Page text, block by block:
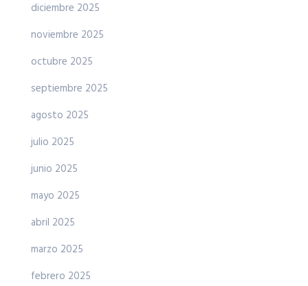
diciembre 2025
noviembre 2025
octubre 2025
septiembre 2025
agosto 2025
julio 2025
junio 2025
mayo 2025
abril 2025
marzo 2025
febrero 2025